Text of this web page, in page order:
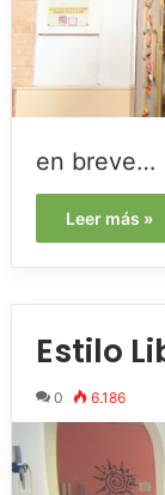
en breve…
Leer más »
Estilo
0 6.186